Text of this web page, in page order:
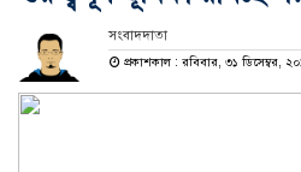
সংবাদদাতা
প্রকাশকাল : রবিবার, ৩১ ডিসেম্বর,